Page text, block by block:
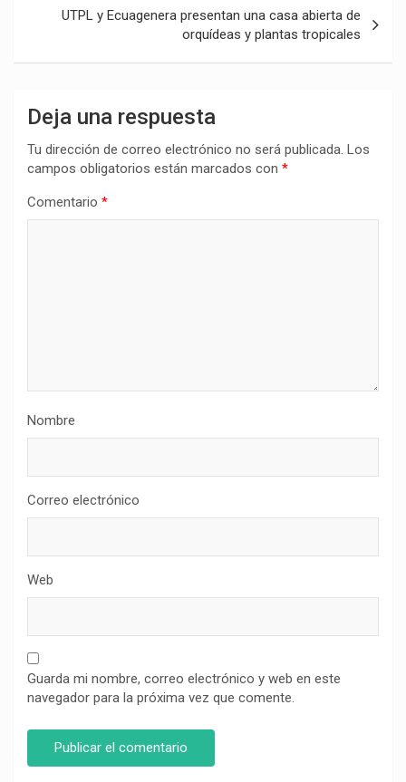
UTPL y Ecuagenera presentan una casa abierta de
orquídeas y plantas tropicales
Deja una respuesta
Tu dirección de correo electrónico no será publicada. Los
campos obligatorios están marcados con *
Comentario *
Nombre
Correo electrónico
Web
Guarda mi nombre, correo electrónico y web en este
navegador para la próxima vez que comente.